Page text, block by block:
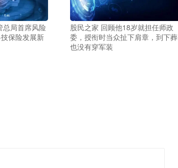
总局首席风险
保险发展新
股民之家 回顾他18岁就担任师政
委，授衔时当众扯下肩章，到下葬
也没有穿军装